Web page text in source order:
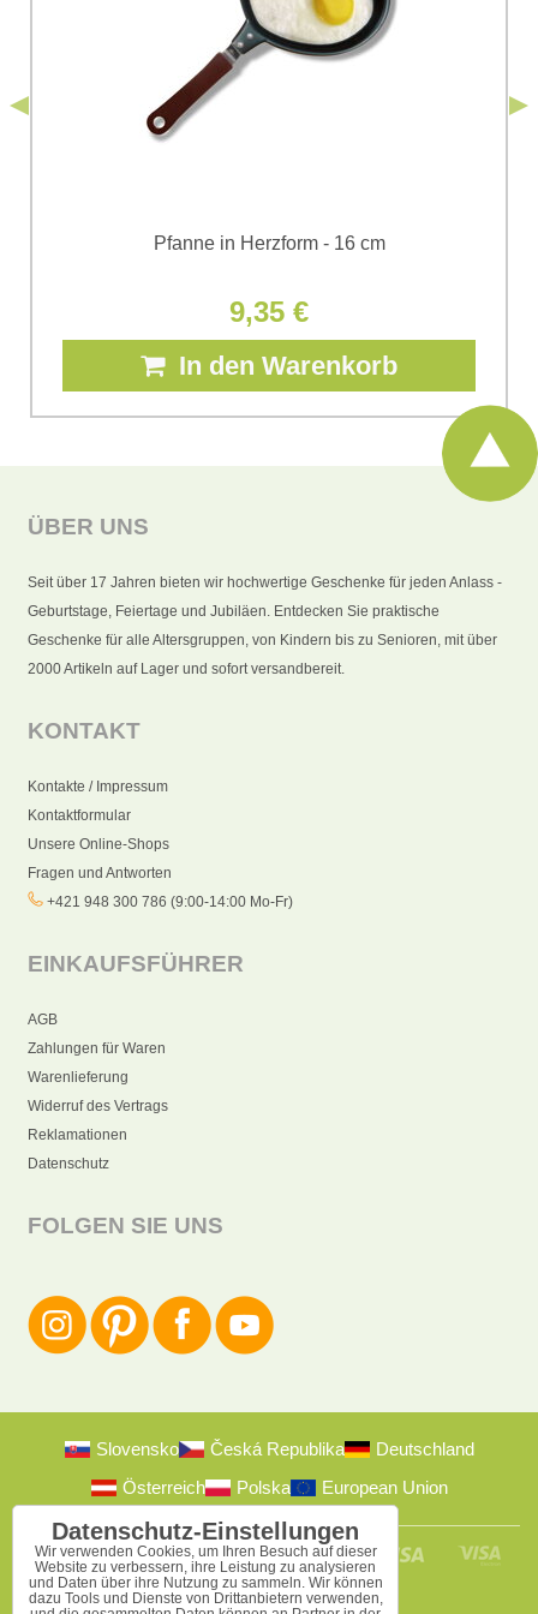
Bomba s.r.o. zur Kenntnis genommen.*
Pfanne in Herzform - 16 cm
9,35 €
In den Warenkorb
ÜBER UNS
Seit über 17 Jahren bieten wir hochwertige Geschenke für jeden Anlass -
Geburtstage, Feiertage und Jubiläen. Entdecken Sie praktische
Geschenke für alle Altersgruppen, von Kindern bis zu Senioren, mit über
2000 Artikeln auf Lager und sofort versandbereit.
KONTAKT
Kontakte / Impressum
Kontaktformular
Unsere Online-Shops
Fragen und Antworten
+421 948 300 786 (9:00-14:00 Mo-Fr)
EINKAUFSFÜHRER
AGB
Zahlungen für Waren
Warenlieferung
Widerruf des Vertrags
Reklamationen
Datenschutz
FOLGEN SIE UNS
Slovensko Česká Republika
Deutschland
Österreich
Polska European Union
Datenschutz-Einstellungen
Wir verwenden Cookies, um Ihren Besuch auf dieser
Website zu verbessern, ihre Leistung zu analysieren
und Daten über ihre Nutzung zu sammeln. Wir können
dazu Tools und Dienste von Drittanbietern verwenden,